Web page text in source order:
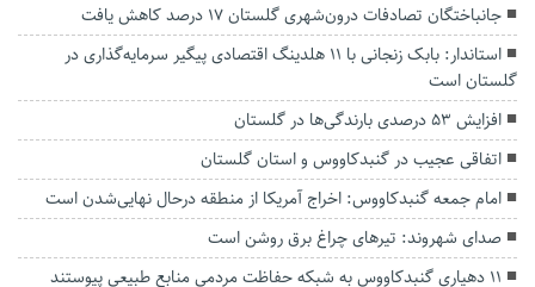
جانباختگان تصادفات درون‌شهری گلستان ۱۷ درصد کاهش یافت
استاندار: بابک زنجانی با ۱۱ هلدینگ اقتصادی پیگیر سرمایه‌گذاری در
گلستان است
افزایش ۵۳ درصدی بارندگی‌ها در گلستان
اتفاقی عجیب در‌ گنبدکاووس و استان گلستان
امام جمعه گنبدکاووس: اخراج آمریکا از منطقه درحال نهایی‌شدن است
صدای شهروند: تیرهای چراغ برق روشن است
۱۱ دهیاری گنبدکاووس به شبکه حفاظت مردمی منابع طبیعی پیوستند